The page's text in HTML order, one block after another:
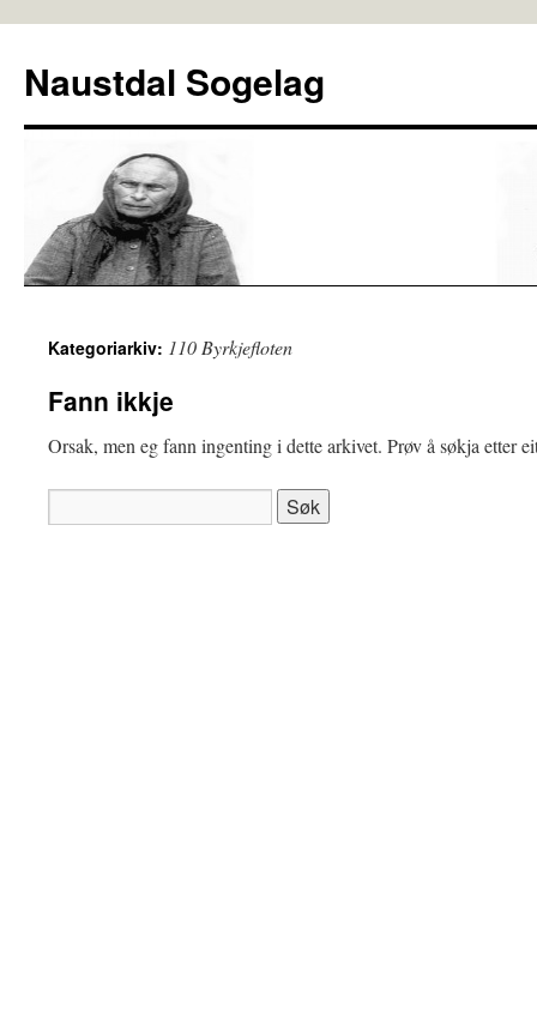
Naustdal Sogelag
Kategoriarkiv: 110 Byrkjefloten
Fann ikkje
Orsak, men eg fann ingenting i dette arkivet. Prøv å søkja etter